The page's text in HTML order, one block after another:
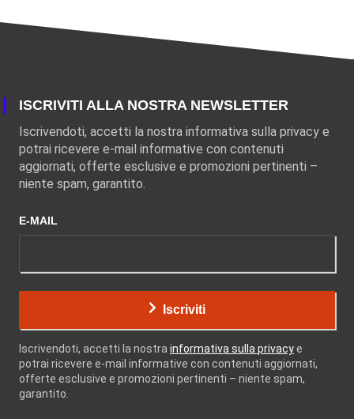
ISCRIVITI ALLA NOSTRA NEWSLETTER
Iscrivendoti, accetti la nostra informativa sulla privacy e
potrai ricevere e-mail informative con contenuti
aggiornati, offerte esclusive e promozioni pertinenti –
niente spam, garantito.
E-MAIL
Iscriviti
Iscrivendoti, accetti la nostra informativa sulla privacye
potrai ricevere e-mail informative con contenuti aggiornati,
offerte esclusive e promozioni pertinenti – niente spam,
garantito.